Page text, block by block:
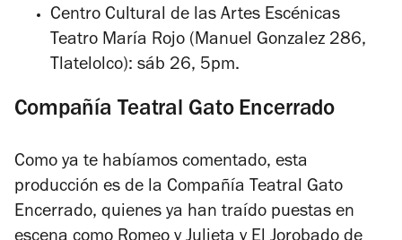
Centro Cultural de las Artes Escénicas
Teatro María Rojo (Manuel Gonzalez 286,
Tlatelolco): sáb 26, 5pm.
Compañía Teatral Gato Encerrado
Como ya te habíamos comentado, esta
producción es de la Compañía Teatral Gato
Encerrado, quienes ya han traído puestas en